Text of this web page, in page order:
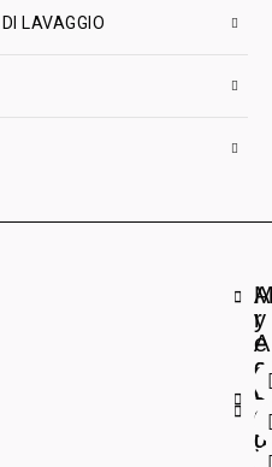
LAVAGGIO
A
r
e
a
L
e
g
y
A
c
c
o
u